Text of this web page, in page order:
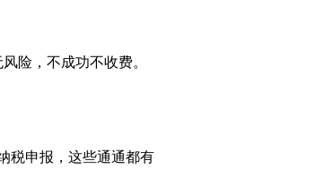
险，不成功不收费。
税申报，这些通通都有